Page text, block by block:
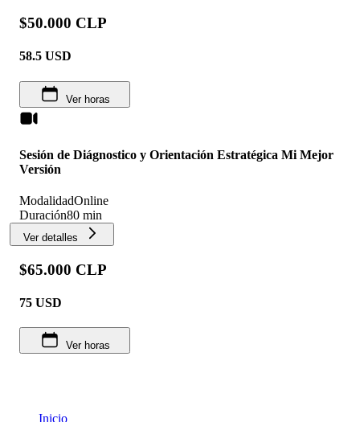
$50.000 CLP
58.5 USD
Ver horas
Sesión de Diágnostico y Orientación Estratégica Mi Mejor
Versión
ModalidadOnline
Duración80 min
Ver detalles
$65.000 CLP
75 USD
Ver horas
Inicio